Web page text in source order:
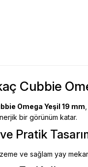
Cubbie
Omega Yeşil 19 mm
bir görünüm katar.
Pratik
ve sağlam yay